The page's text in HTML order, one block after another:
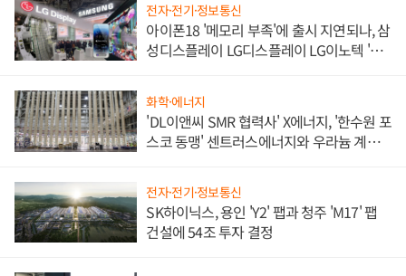
전자·전기·정보통신
아이폰18 '메모리 부족'에 출시 지연되나, 삼
성디스플레이 LG디스플레이 LG이노텍 '탈
화학·에너지
'DL이앤씨 SMR 협력사' X에너지, '한수원 포
스코 동맹' 센트러스에너지와 우라늄 계약
전자·전기·정보통신
SK하이닉스, 용인 'Y2' 팹과 청주 'M17' 팹
건설에 54조 투자 결정